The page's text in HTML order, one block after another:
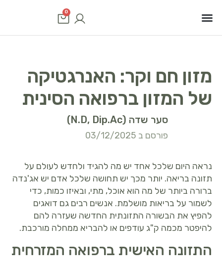
0
מזון חם וקר: האנרגטיקה
של המזון ברפואה הסינית
סער שדה (N.D, Dip.Ac)
פורסם ב 03/12/2025
נראה היום שלכל אחד יש מה להגיד ולחדש לעולם על
תזונה בריאה. יותר מכך יש תחושה שלכל אדם יש אג'נדה
ברורה ביותר של מה הוא אוכל, מתי, ובאיזו כמות, כדי
לשמור על בריאות מושלמת. אנשים רבים גם דואגים
להפיץ את הבשורה התזונתית החדשה שעזרה להם
להיפטר מכמה ק"ג עודפים או להבריא ממחלה מורכבת.
התזונה האישית ברפואה המזרחית